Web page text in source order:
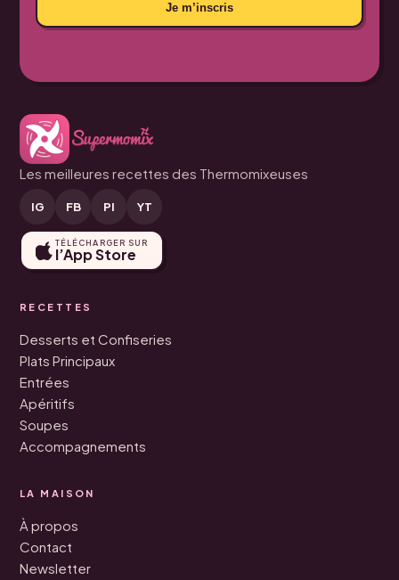
Je m’inscris
Les meilleures recettes des Thermomixeuses
IG FB PI YT
TÉLÉCHARGER SUR
l’App Store
RECETTES
Desserts et Confiseries
Plats Principaux
Entrées
Apéritifs
Soupes
Accompagnements
LA MAISON
À propos
Contact
Newsletter